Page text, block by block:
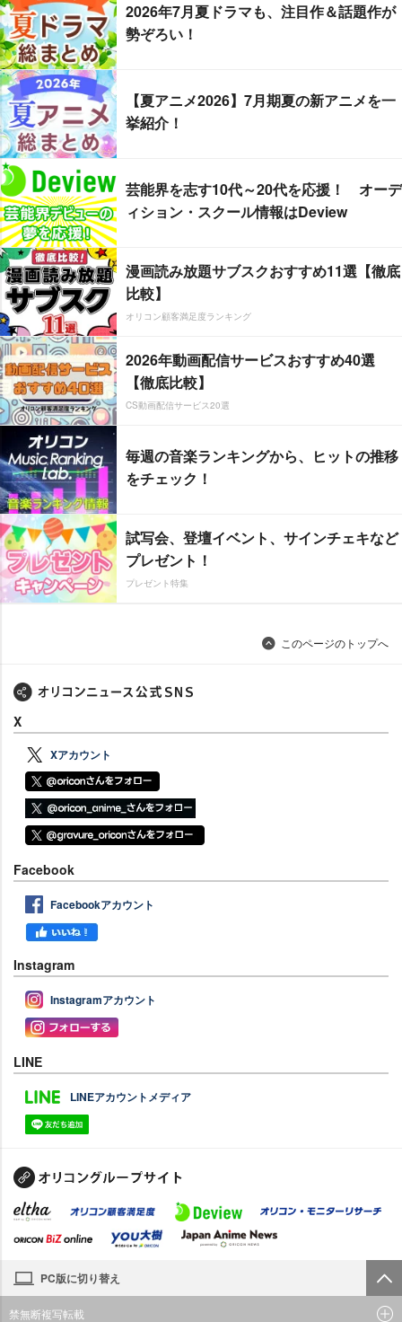
2026年7月夏ドラマも、注目作＆話題作が
勢ぞろい！
【夏アニメ2026】7月期夏の新アニメを一
挙紹介！
芸能界を志す10代～20代を応援！ オーデ
ィション・スクール情報はDeview
漫画読み放題サブスクおすすめ11選【徹底
比較】
オリコン顧客満足度ランキング
2026年動画配信サービスおすすめ40選
【徹底比較】
CS動画配信サービス20選
毎週の音楽ランキングから、ヒットの推移
をチェック！
試写会、登壇イベント、サインチェキなど
プレゼント！
プレゼント特集
このページのトップへ
X
Xアカウント
Facebook
Facebookアカウント
Instagram
Instagramアカウント
LINE
LINEアカウントメディア
PC版に切り替え
禁無断複写転載